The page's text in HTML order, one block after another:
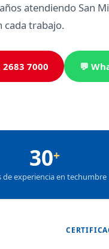
atendiendo San
cada trabajo.
2683 7000 💬
30+
de experiencia en techumbre